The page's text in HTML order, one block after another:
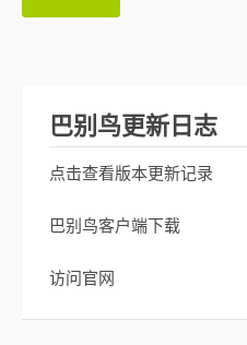
巴别鸟更新日志
点击查看版本更新记录
巴别鸟客户端下载
访问官网